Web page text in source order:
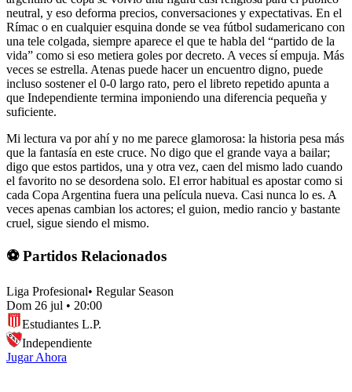
neutral, y eso deforma precios, conversaciones y expectativas. En el
Rímac o en cualquier esquina donde se vea fútbol sudamericano con
una tele colgada, siempre aparece el que te habla del “partido de la
vida” como si eso metiera goles por decreto. A veces sí empuja. Más
veces se estrella. Atenas puede hacer un encuentro digno, puede
incluso sostener el 0-0 largo rato, pero el libreto repetido apunta a
que Independiente termina imponiendo una diferencia pequeña y
suficiente.
Mi lectura va por ahí y no me parece glamorosa: la historia pesa más
que la fantasía en este cruce. No digo que el grande vaya a bailar;
digo que estos partidos, una y otra vez, caen del mismo lado cuando
el favorito no se desordena solo. El error habitual es apostar como si
cada Copa Argentina fuera una película nueva. Casi nunca lo es. A
veces apenas cambian los actores; el guion, medio rancio y bastante
cruel, sigue siendo el mismo.
⚽ Partidos Relacionados
Liga Profesional• Regular Season
Dom 26 jul • 20:00
Estudiantes L.P.
Independiente
Jugar Ahora